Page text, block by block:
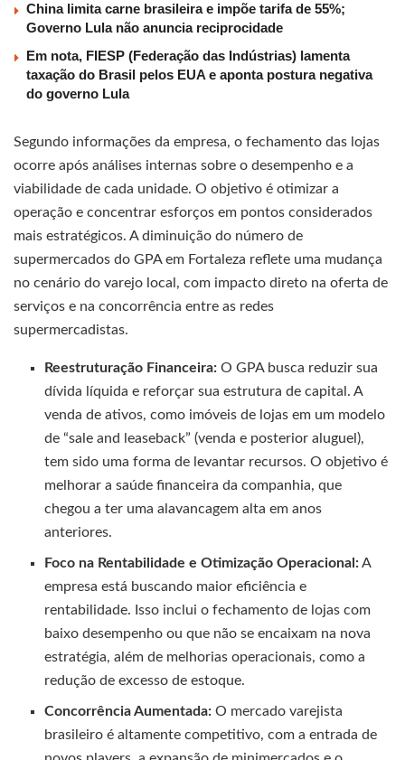
China limita carne brasileira e impõe tarifa de 55%;
Governo Lula não anuncia reciprocidade
Em nota, FIESP (Federação das Indústrias) lamenta
taxação do Brasil pelos EUA e aponta postura negativa
do governo Lula
Segundo informações da empresa, o fechamento das lojas
ocorre após análises internas sobre o desempenho e a
viabilidade de cada unidade. O objetivo é otimizar a
operação e concentrar esforços em pontos considerados
mais estratégicos. A diminuição do número de
supermercados do GPA em Fortaleza reflete uma mudança
no cenário do varejo local, com impacto direto na oferta de
serviços e na concorrência entre as redes
supermercadistas.
Reestruturação Financeira: O GPA busca reduzir sua
dívida líquida e reforçar sua estrutura de capital. A
venda de ativos, como imóveis de lojas em um modelo
de “sale and leaseback” (venda e posterior aluguel),
tem sido uma forma de levantar recursos. O objetivo é
melhorar a saúde financeira da companhia, que
chegou a ter uma alavancagem alta em anos
anteriores.
Foco na Rentabilidade e Otimização Operacional:A
empresa está buscando maior eficiência e
rentabilidade. Isso inclui o fechamento de lojas com
baixo desempenho ou que não se encaixam na nova
estratégia, além de melhorias operacionais, como a
redução de excesso de estoque.
Concorrência Aumentada: O mercado varejista
brasileiro é altamente competitivo, com a entrada de